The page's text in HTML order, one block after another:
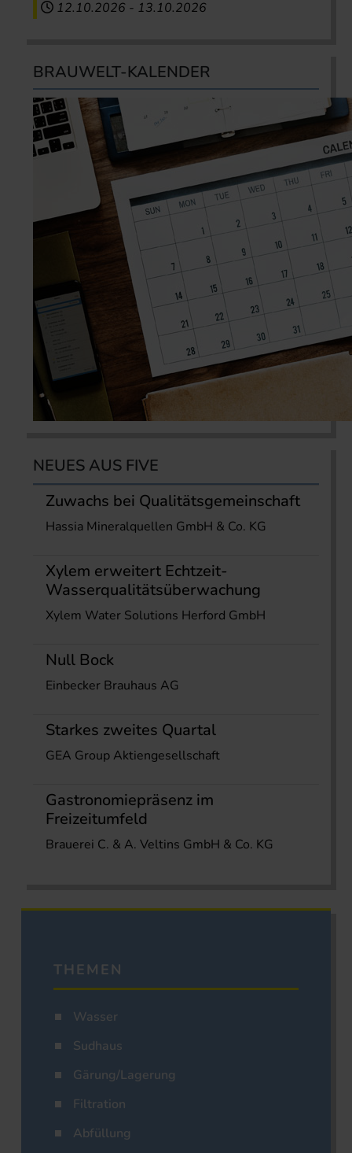
12.10.2026 - 13.10.2026
BRAUWELT-KALENDER
NEUES AUS FIVE
Zuwachs bei Qualitätsgemeinschaft
Hassia Mineralquellen GmbH & Co. KG
Xylem erweitert Echtzeit-
Wasserqualitätsüberwachung
Xylem Water Solutions Herford GmbH
Null Bock
Einbecker Brauhaus AG
Starkes zweites Quartal
GEA Group Aktiengesellschaft
Gastronomiepräsenz im
Freizeitumfeld
Brauerei C. & A. Veltins GmbH & Co. KG
THEMEN
Wasser
Sudhaus
Gärung/Lagerung
Filtration
Abfüllung